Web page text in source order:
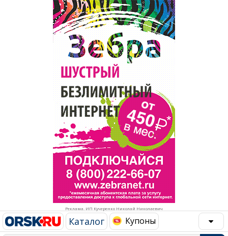
Реклама. ИП Кучеренко Николай Николаевич
Каталог Купоны
Рестораны, кафе, бары
Развлечения и отдых
Спорт Фитнес
Недвижимость
Красота Косметология
Медицина Здоровье
Торговля
Бизнес и финансы
Юристы, Экспертиза, Страхование
Ремонт
Социальные организации
Это интересно
Администрация
Промышленность
Популярное →